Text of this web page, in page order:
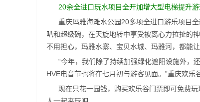
20余全进口玩水项目全开加增大型电梯提升
重庆玛雅海滩水公园20多项全进口游乐项目
叭和超级碗，在天旋地转中享受被离心力拉扯的
不用担心，玛雅水寨、宝贝水城、玛雅河，都能
“今年，我们除了持续加强绿化遮阳设施外，
HVE电音节也将在七月初与游客见面。”重庆欢乐
现在只花一园钱，购买欢乐谷门票即可免费